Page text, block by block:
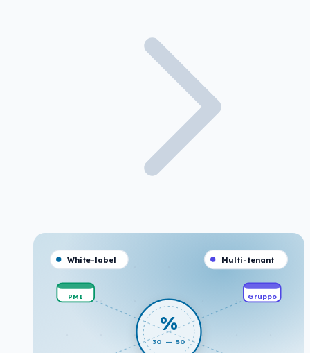
%
30 — 50
PMI Gruppo
White-label Multi-tenant